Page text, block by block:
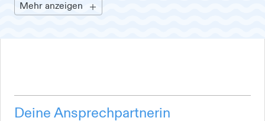
Mehr anzeigen
Deine Ansprechpartnerin